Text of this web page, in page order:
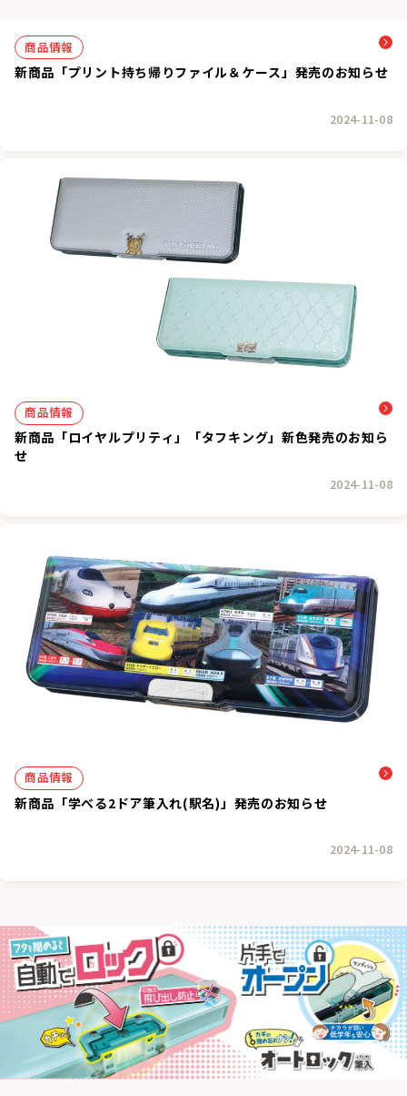
商品情報
新商品「プリント持ち帰りファイル＆ケース」発売のお知らせ
2024-11-08
商品情報
新商品「ロイヤルプリティ」「タフキング」新色発売のお知ら
せ
2024-11-08
商品情報
新商品「学べる2ドア筆入れ(駅名)」発売のお知らせ
2024-11-08